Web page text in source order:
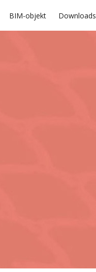
BIM-objekt Downloads